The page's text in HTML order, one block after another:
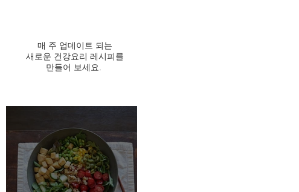
매 주 업데이트 되는
새로운 건강요리 레시피를
만들어 보세요.